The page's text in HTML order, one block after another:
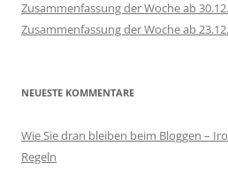
Zusammenfassung der Woche ab
Zusammenfassung der Woche ab
NEUESTE KOMMENTARE
Wie Sie dran bleiben beim Bloggen –
Regeln